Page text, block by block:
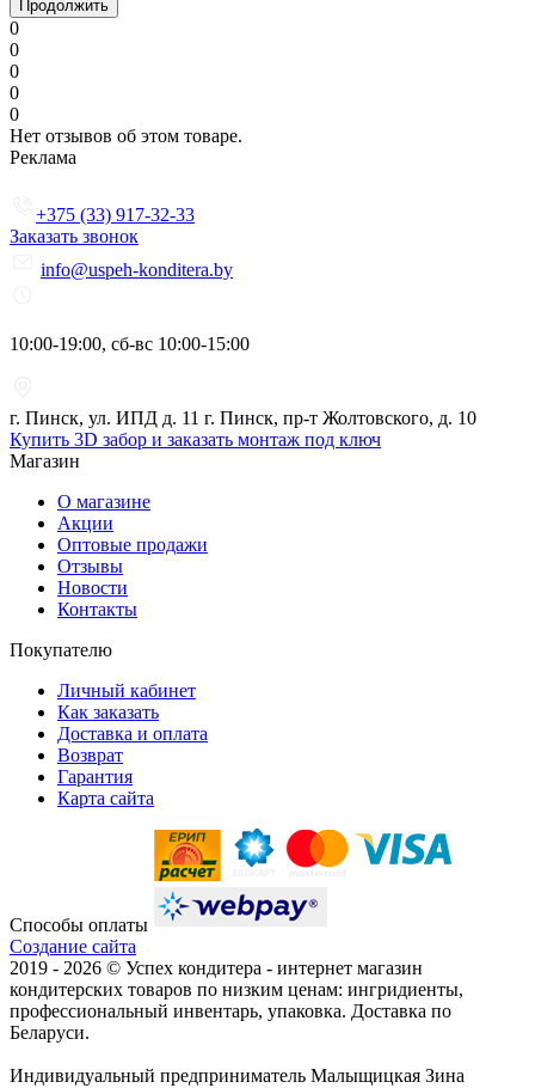
Продолжить
0
0
0
0
0
Нет отзывов об этом товаре.
Реклама
+375 (33) 917-32-33
Заказать звонок
info@uspeh-konditera.by
10:00-19:00, сб-вс 10:00-15:00
г. Пинск, ул. ИПД д. 11 г. Пинск, пр-т Жолтовского, д. 10
Купить 3D забор и заказать монтаж под ключ
Магазин
О магазине
Акции
Оптовые продажи
Отзывы
Новости
Контакты
Покупателю
Личный кабинет
Как заказать
Доставка и оплата
Возврат
Гарантия
Карта сайта
Способы оплаты
Создание сайта
2019 - 2026 © Успех кондитера - интернет магазин
кондитерских товаров по низким ценам: ингридиенты,
профессиональный инвентарь, упаковка. Доставка по
Беларуси.
Индивидуальный предприниматель Малыщицкая Зина